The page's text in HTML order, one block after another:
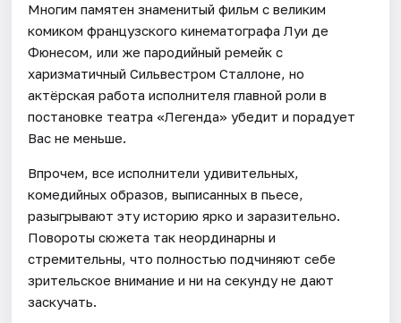
Многим памятен знаменитый фильм с великим
комиком французского кинематографа Луи де
Фюнесом, или же пародийный ремейк с
харизматичный Сильвестром Сталлоне, но
актёрская работа исполнителя главной роли в
постановке театра «Легенда» убедит и порадует
Вас не меньше.
Впрочем, все исполнители удивительных,
комедийных образов, выписанных в пьесе,
разыгрывают эту историю ярко и заразительно.
Повороты сюжета так неординарны и
стремительны, что полностью подчиняют себе
зрительское внимание и ни на секунду не дают
заскучать.